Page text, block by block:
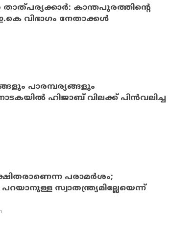
താത്പര്യക്കാര്‍: കാന്തപുരത്തിന്റെ
വിഭാഗം നേതാക്കള്‍
പാരമ്പര്യങ്ങളും
ഹിജാബ് വിലക്ക് പിന്‍വലിച്ച
പരാമര്‍ശം;
സ്വാതന്ത്ര്യമില്ലേയെന്ന്